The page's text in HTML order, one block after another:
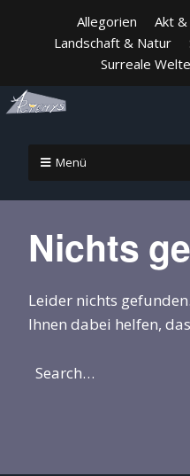
Allegorien Akt
Landschaft & Natur
Surreale
Menü
Nichts
Leider nichts
Ihnen dabei helfen,